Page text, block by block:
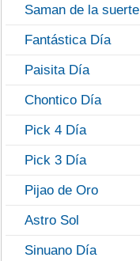
Saman de la suerte
Fantástica Día
Paisita Día
Chontico Día
Pick 4 Día
Pick 3 Día
Pijao de Oro
Astro Sol
Sinuano Día